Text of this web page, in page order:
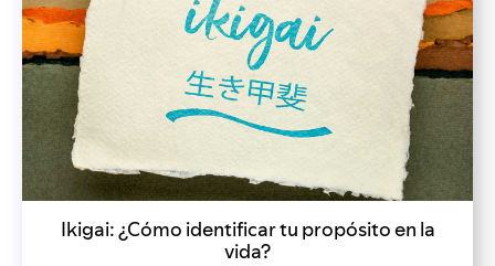
Ikigai: ¿Cómo identificar tu propósito en la
vida?